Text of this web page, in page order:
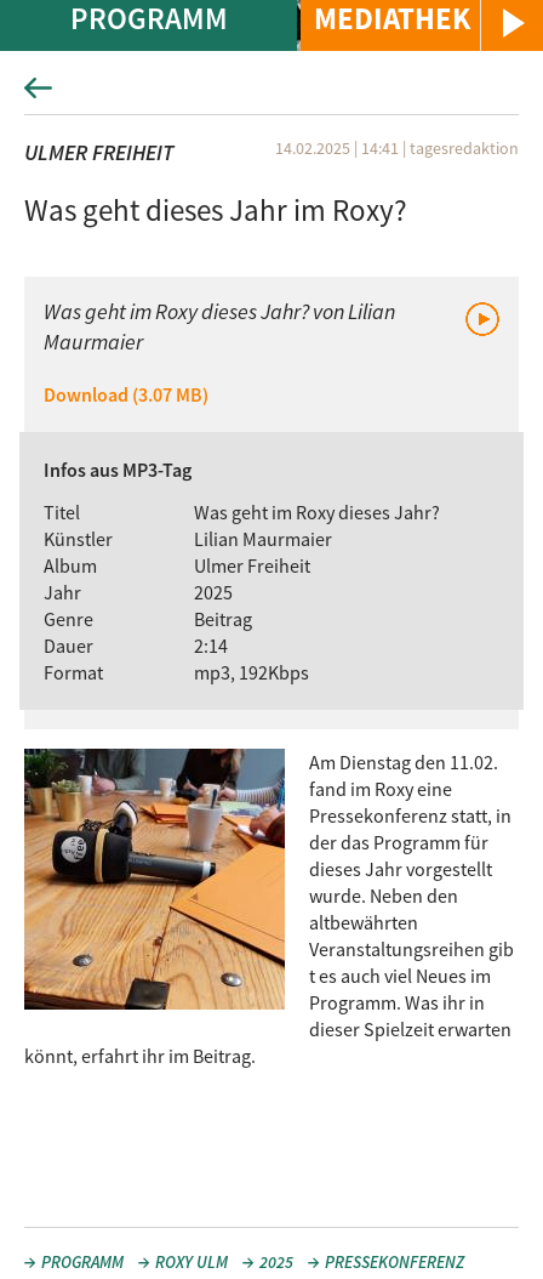
MEDIATHEK
PROGRAMM
ULMER FREIHEIT 14.02.2025 | 14:41 | tagesredaktion
Was geht dieses Jahr im Roxy?
Was geht im Roxy dieses Jahr? von Lilian
Maurmaier
Download (3.07 MB)
Infos aus MP3-Tag
Titel
Was geht im Roxy dieses Jahr?
Künstler
Lilian Maurmaier
Album
Ulmer Freiheit
Jahr
2025
Genre
Beitrag
Dauer
2:14
Format
mp3, 192Kbps
Am Dienstag den 11.02.
fand im Roxy eine
Pressekonferenz statt, in
der das Programm für
dieses Jahr vorgestellt
wurde. Neben den
altbewährten
Veranstaltungsreihen gib
t es auch viel Neues im
Programm. Was ihr in
dieser Spielzeit erwarten
könnt, erfahrt ihr im Beitrag.
PROGRAMM ROXY ULM 2025 PRESSEKONFERENZ